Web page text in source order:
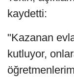
kaydetti:
"Kazanan
kutluyor,